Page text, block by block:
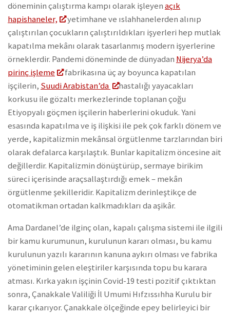
döneminin çalıştırma kampı olarak işleyenaçık
hapishaneler,
yetimhane ve ıslahhanelerden alınıp
çalıştırılan çocukların çalıştırıldıkları işyerleri hep mutlak
kapatılma mekânı olarak tasarlanmış modern işyerlerine
örneklerdir. Pandemi döneminde de dünyadan Nijerya’da
pirinç işleme
fabrikasına üç ay boyunca kapatılan
işçilerin, Suudi Arabistan’da
hastalığı yayacakları
korkusu ile gözaltı merkezlerinde toplanan çoğu
Etiyopyalı göçmen işçilerin haberlerini okuduk. Yani
esasında kapatılma ve iş ilişkisi ile pek çok farklı dönem ve
yerde, kapitalizmin mekânsal örgütlenme tarzlarından biri
olarak defalarca karşılaştık. Bunlar kapitalizm öncesine ait
değillerdir. Kapitalizmin dönüştürüp, sermaye birikim
süreci içerisinde araçsallaştırdığı emek – mekân
örgütlenme şekilleridir. Kapitalizm derinleştikçe de
otomatikman ortadan kalkmadıkları da aşikâr.
Ama Dardanel’de ilginç olan, kapalı çalışma sistemi ile ilgili
bir kamu kurumunun, kurulunun kararı olması, bu kamu
kurulunun yazılı kararının kanuna aykırı olması ve fabrika
yönetiminin gelen eleştiriler karşısında topu bu karara
atması. Kırka yakın işçinin Covid-19 testi pozitif çıktıktan
sonra, Çanakkale Valiliği İl Umumi Hıfzıssıhha Kurulu bir
karar çıkarıyor. Çanakkale ölçeğinde epey belirleyici bir